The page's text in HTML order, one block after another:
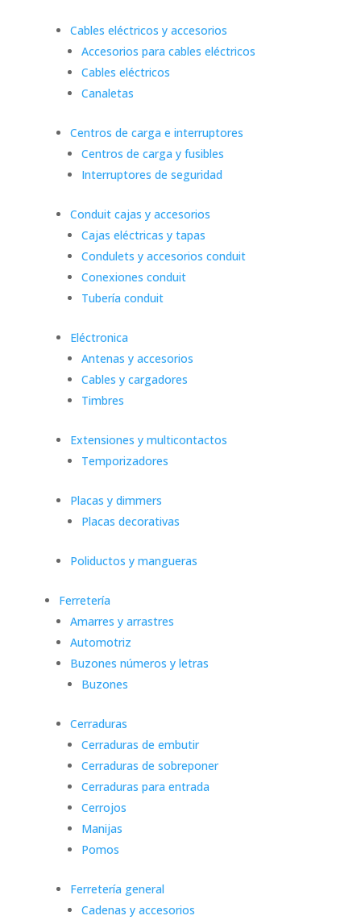
Cables eléctricos y accesorios
Accesorios para cables eléctricos
Cables eléctricos
Canaletas
Centros de carga e interruptores
Centros de carga y fusibles
Interruptores de seguridad
Conduit cajas y accesorios
Cajas eléctricas y tapas
Condulets y accesorios conduit
Conexiones conduit
Tubería conduit
Eléctronica
Antenas y accesorios
Cables y cargadores
Timbres
Extensiones y multicontactos
Temporizadores
Placas y dimmers
Placas decorativas
Poliductos y mangueras
Ferretería
Amarres y arrastres
Automotriz
Buzones números y letras
Buzones
Cerraduras
Cerraduras de embutir
Cerraduras de sobreponer
Cerraduras para entrada
Cerrojos
Manijas
Pomos
Ferretería general
Cadenas y accesorios